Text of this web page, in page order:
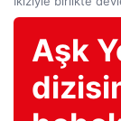
Aşk